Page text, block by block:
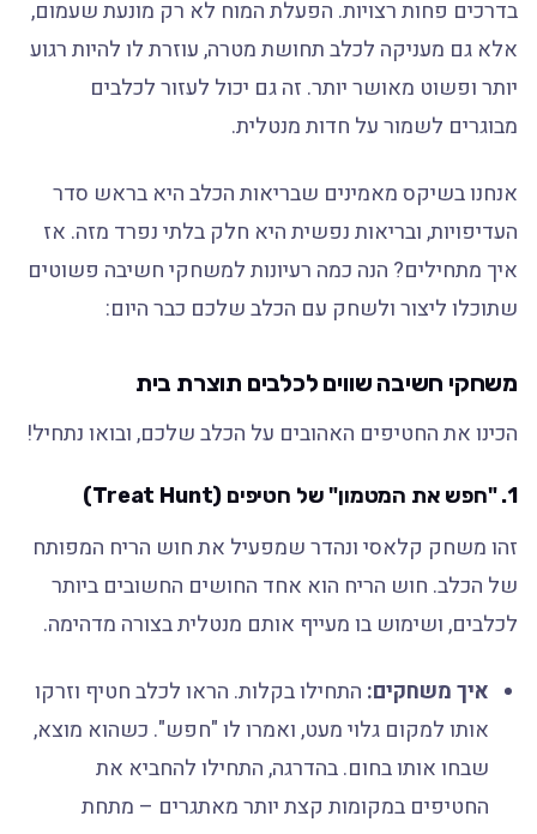
בדרכים פחות רצויות. הפעלת המוח לא רק מונעת שעמום,
אלא גם מעניקה לכלב תחושת מטרה, עוזרת לו להיות רגוע
יותר ופשוט מאושר יותר. זה גם יכול לעזור לכלבים
מבוגרים לשמור על חדות מנטלית.
אנחנו בשיקס מאמינים שבריאות הכלב היא בראש סדר
העדיפויות, ובריאות נפשית היא חלק בלתי נפרד מזה. אז
איך מתחילים? הנה כמה רעיונות למשחקי חשיבה פשוטים
שתוכלו ליצור ולשחק עם הכלב שלכם כבר היום:
משחקי חשיבה שווים לכלבים תוצרת בית
הכינו את החטיפים האהובים על הכלב שלכם, ובואו נתחיל!
1. "חפש את המטמון" של חטיפים (Treat Hunt)
זהו משחק קלאסי ונהדר שמפעיל את חוש הריח המפותח
של הכלב. חוש הריח הוא אחד החושים החשובים ביותר
לכלבים, ושימוש בו מעייף אותם מנטלית בצורה מדהימה.
איך משחקים:התחילו בקלות. הראו לכלב חטיף וזרקו
אותו למקום גלוי מעט, ואמרו לו "חפש". כשהוא מוצא,
שבחו אותו בחום. בהדרגה, התחילו להחביא את
החטיפים במקומות קצת יותר מאתגרים – מתחת